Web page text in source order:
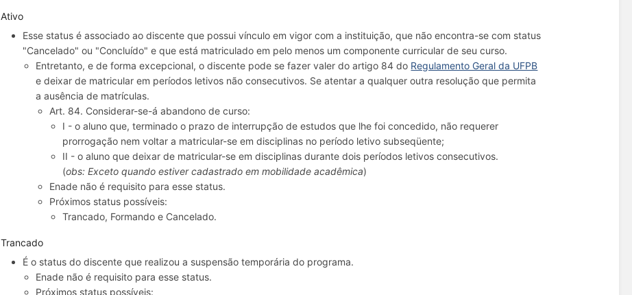
Ativo
Esse status é associado ao discente que possui vínculo em vigor com a instituição, que não encontra-se com status
"Cancelado" ou "Concluído" e que está matriculado em pelo menos um componente curricular de seu curso.
Entretanto, e de forma excepcional, o discente pode se fazer valer do artigo 84 do Regulamento Geral da UFPB
e deixar de matricular em períodos letivos não consecutivos. Se atentar a qualquer outra resolução que permita
a ausência de matrículas.
Art. 84. Considerar-se-á abandono de curso:
I - o aluno que, terminado o prazo de interrupção de estudos que lhe foi concedido, não requerer
prorrogação nem voltar a matricular-se em disciplinas no período letivo subseqüente;
II - o aluno que deixar de matricular-se em disciplinas durante dois períodos letivos consecutivos.
(obs: Exceto quando estiver cadastrado em mobilidade acadêmica)
Enade não é requisito para esse status.
Próximos status possíveis:
Trancado, Formando e Cancelado.
Trancado
É o status do discente que realizou a suspensão temporária do programa.
Enade não é requisito para esse status.
Próximos status possíveis: